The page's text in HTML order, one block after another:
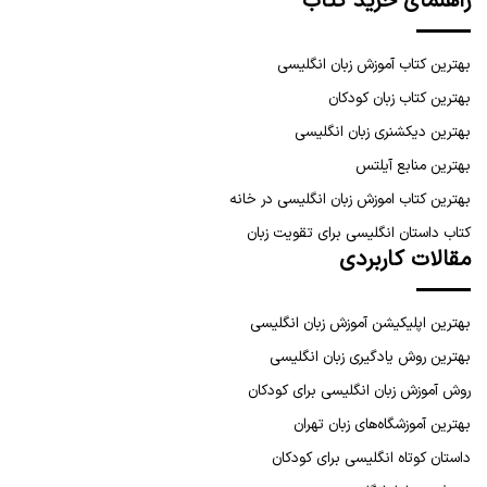
بهترین کتاب آموزش زبان انگلیسی
بهترین کتاب زبان کودکان
بهترین دیکشنری زبان انگلیسی
بهترین منابع آیلتس
بهترین کتاب اموزش زبان انگلیسی در خانه
کتاب داستان انگلیسی برای تقویت زبان
مقالات کاربردی
بهترین اپلیکیشن آموزش زبان انگلیسی
بهترین روش یادگیری زبان انگلیسی
روش آموزش زبان انگلیسی برای کودکان
بهترین آموزشگاه‌های زبان تهران
داستان کوتاه انگلیسی برای کودکان